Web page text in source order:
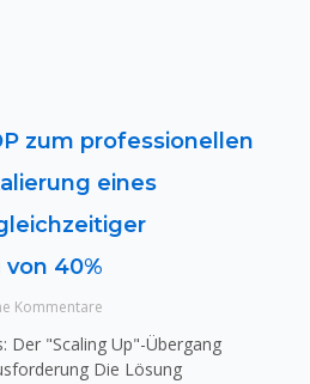
zum professionellen
eines
40%
Kommentare
Der "Scaling Up"-Übergang
Die Lösung